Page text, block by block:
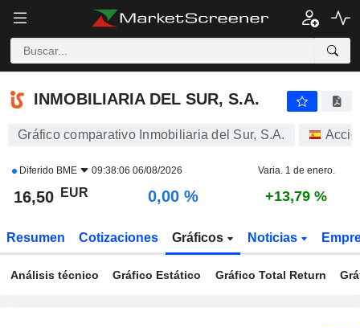
INMOBILIARIA DEL SUR, S.A.
INMOBILIARIA DEL SUR, S.A.
Gráfico comparativo Inmobiliaria del Sur, S.A.
Diferido BME 09:38:06 06/08/2026 Varia. 1 de enero.
16,50 EUR 0,00 % +13,79 %
Resumen Cotizaciones Gráficos Noticias
Análisis técnico Gráfico Estático Gráfico Total Return